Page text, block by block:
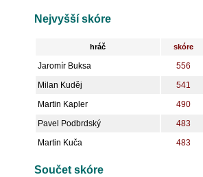
Nejvyšší skóre
hráč skóre
Jaromír Buksa
556
Milan Kuděj
541
Martin Kapler
490
Pavel Podbrdský
483
Martin Kuča
483
Součet skóre